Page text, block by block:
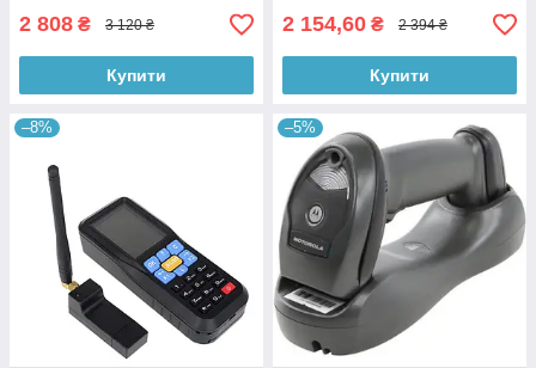
2 808 ₴ 3 120 ₴
Купити
2 154,60 ₴ 2 394 ₴
Купити
–8% –5%